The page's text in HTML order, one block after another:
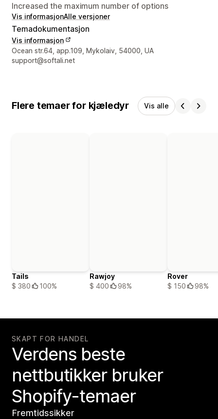
Increased the maximum number of options
Vis informasjonAlle versjoner
Temadokumentasjon
Vis informasjon
Designerens kontaktinfo
Ocean str.64, app.109, Mykolaiv, 54000, UA
support@softali.net
Flere temaer for kjæledyr Vis alle
Tails
$ 380
100%
Rawjoy
$ 400
98%
Rover
$ 150
98%
SKAPT FOR HANDEL
Verdens beste
nettbutikker bruker
Shopify-temaer
Fremtidssikker